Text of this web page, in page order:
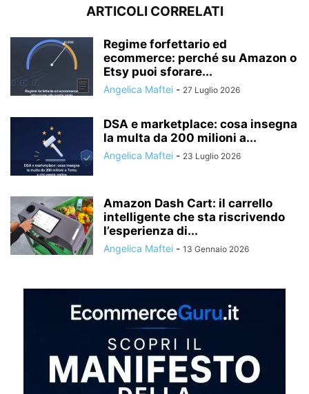
ARTICOLI CORRELATI
Regime forfettario ed
ecommerce: perché su Amazon o
Etsy puoi sforare...
Angelica Maftei - 27 Luglio 2026
DSA e marketplace: cosa insegna
la multa da 200 milioni a...
Angelica Maftei - 23 Luglio 2026
Amazon Dash Cart: il carrello
intelligente che sta riscrivendo
l’esperienza di...
Angelica Maftei - 13 Gennaio 2026